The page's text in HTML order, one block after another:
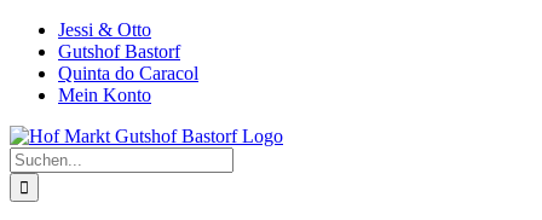
Zum
Inhalt
springen
Jessi & Otto
Gutshof Bastorf
Quinta do Caracol
Mein Konto
Suche
nach: